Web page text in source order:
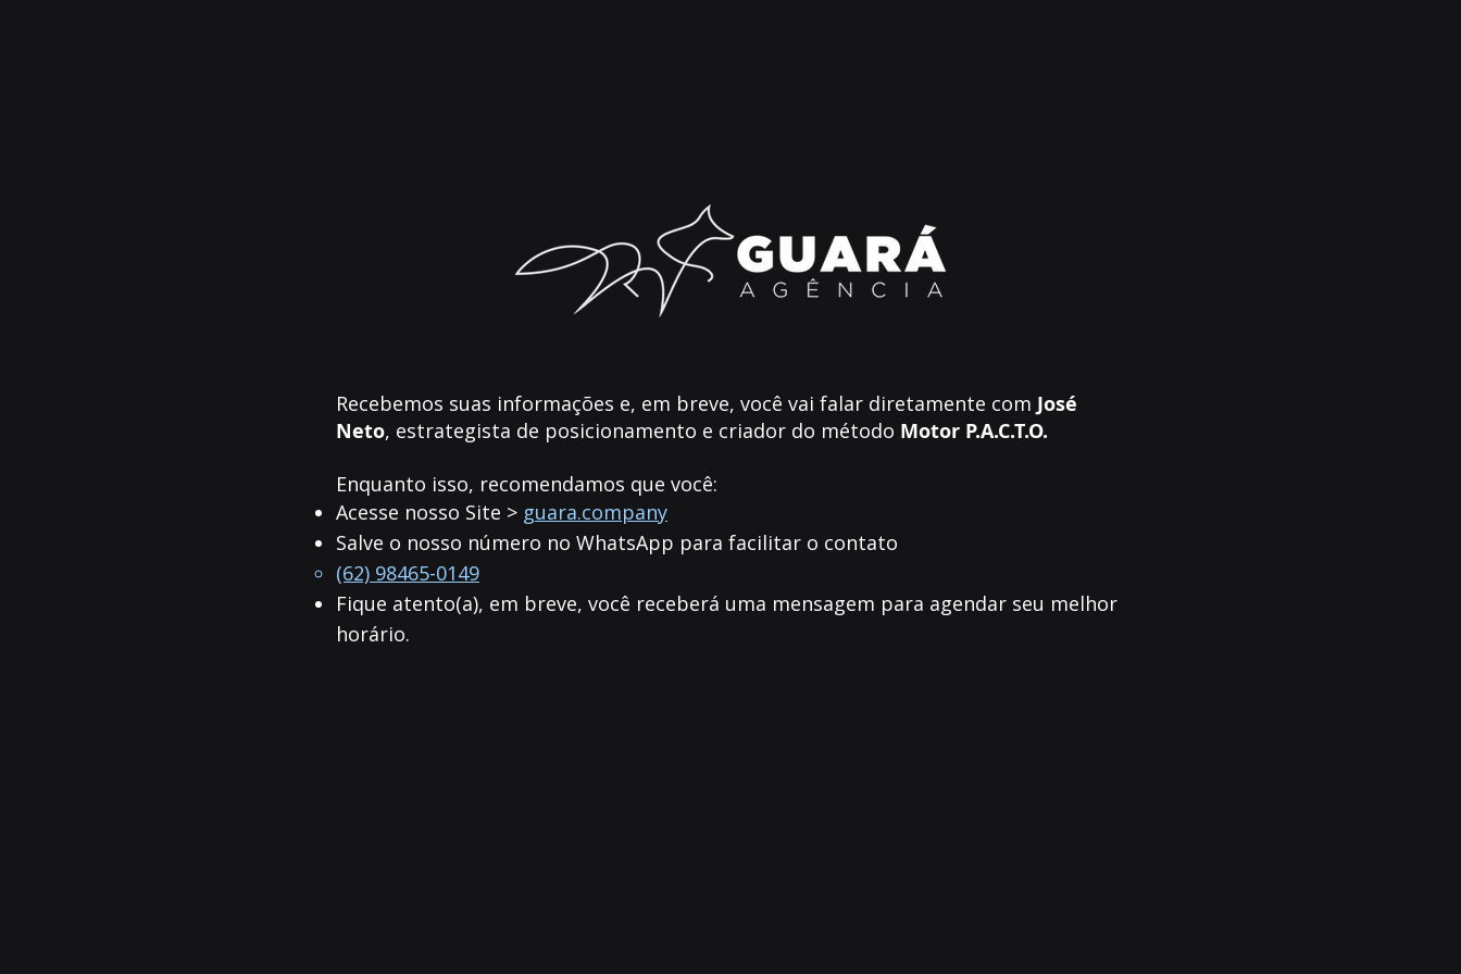
Recebemos suas informações e, em breve, você vai falar diretamente com José
Neto, estrategista de posicionamento e criador do método Motor P.A.C.T.O.​​
Enquanto isso, recomendamos que você:
Acesse nosso Site > guara.company
Salve o nosso número no WhatsApp para facilitar o contato
(62) 98465-0149
​Fique atento(a), em breve, você receberá uma mensagem para agendar seu melhor
horário.